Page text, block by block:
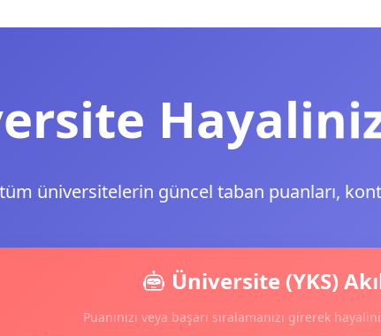
üniversitelerin güncel taban puanları,
Üniversite (YKS)
Puanınızı veya başarı sıralamanızı girerek